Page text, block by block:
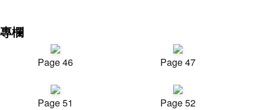
專欄
Page 46 Page 47
Page 51 Page 52